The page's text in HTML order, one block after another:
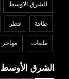
الشرق الاوسط
طاقة قطر
ملفات مهاجر
الشرق الأوسط